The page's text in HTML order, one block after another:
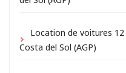
Location de voitures 12
Costa del Sol (AGP)